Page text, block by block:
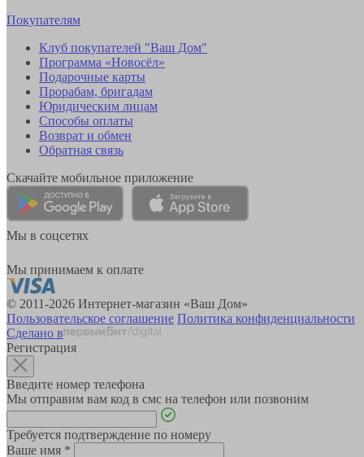
Покупателям
Клуб покупателей "Ваш Дом"
Программа «Новосёл»
Подарочные карты
Прорабам, бригадам
Юридическим лицам
Способы оплаты
Возврат и обмен
Обратная связь
Скачайте мобильное приложение
Мы в соцсетях
Мы принимаем к оплате
© 2011-2026 Интернет-магазин «Ваш Дом»
Пользовательское соглашение Политика конфиденциальности
Сделано в
Регистрация
Введите номер телефона
Мы отправим вам код в смс на телефон или позвоним
Требуется подтверждение по номеру
Ваше имя *